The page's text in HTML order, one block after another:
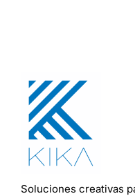
Soluciones creativas